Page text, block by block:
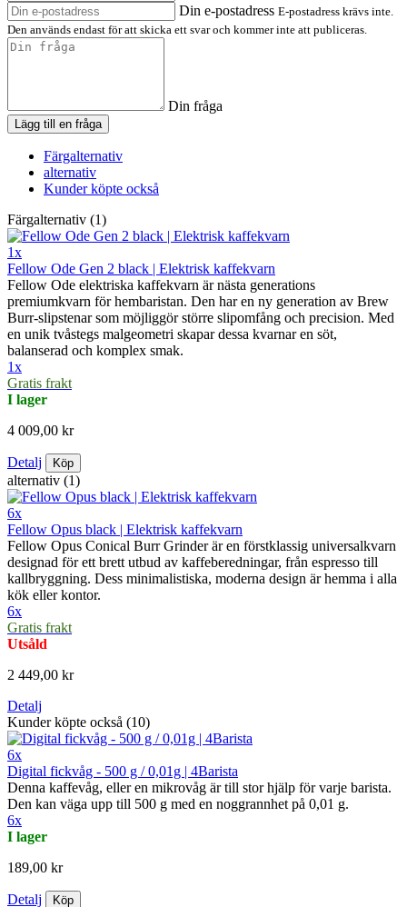
Din e-postadress E-postadress krävs inte.
Den används endast för att skicka ett svar och kommer inte att publiceras.
Din fråga
Lägg till en fråga
Färgalternativ
alternativ
Kunder köpte också
Färgalternativ (1)
1x
Fellow Ode Gen 2 black | Elektrisk kaffekvarn
Fellow Ode elektriska kaffekvarn är nästa generations
premiumkvarn för hembaristan. Den har en ny generation av Brew
Burr-slipstenar som möjliggör större slipomfång och precision. Med
en unik tvåstegs malgeometri skapar dessa kvarnar en söt,
balanserad och komplex smak.
1x
Gratis frakt
I lager
4 009,00 kr
Detalj Köp
alternativ (1)
6x
Fellow Opus black | Elektrisk kaffekvarn
Fellow Opus Conical Burr Grinder är en förstklassig universalkvarn
designad för ett brett utbud av kaffeberedningar, från espresso till
kallbryggning. Dess minimalistiska, moderna design är hemma i alla
kök eller kontor.
6x
Gratis frakt
Utsåld
2 449,00 kr
Detalj
Kunder köpte också (10)
6x
Digital fickvåg - 500 g / 0,01g | 4Barista
Denna kaffevåg, eller en mikrovåg är till stor hjälp för varje barista.
Den kan väga upp till 500 g med en noggrannhet på 0,01 g.
6x
I lager
189,00 kr
Detalj Köp